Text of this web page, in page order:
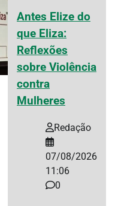
Antes Elize do
que Eliza:
Reflexões
sobre Violência
contra
Mulheres
Redação
07/08/2026
11:06
0